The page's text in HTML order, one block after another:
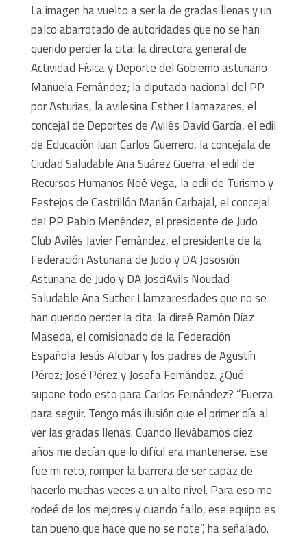
La imagen ha vuelto a ser la de gradas llenas y un
palco abarrotado de autoridades que no se han
querido perder la cita: la directora general de
Actividad Física y Deporte del Gobierno asturiano
Manuela Fernández; la diputada nacional del PP
por Asturias, la avilesina Esther Llamazares, el
concejal de Deportes de Avilés David García, el edil
de Educación Juan Carlos Guerrero, la concejala de
Ciudad Saludable Ana Suárez Guerra, el edil de
Recursos Humanos Noé Vega, la edil de Turismo y
Festejos de Castrillón Marián Carbajal, el concejal
del PP Pablo Menéndez, el presidente de Judo
Club Avilés Javier Fernández, el presidente de la
Federación Asturiana de Judo y DA Jososión
Asturiana de Judo y DA JosciAvils Noudad
Saludable Ana Suther Llamzaresdades que no se
han querido perder la cita: la direé Ramón Díaz
Maseda, el comisionado de la Federación
Española Jesús Alcibar y los padres de Agustín
Pérez; José Pérez y Josefa Fernández. ¿Qué
supone todo esto para Carlos Fernández? “Fuerza
para seguir. Tengo más ilusión que el primer día al
ver las gradas llenas. Cuando llevábamos diez
años me decían que lo difícil era mantenerse. Ese
fue mi reto, romper la barrera de ser capaz de
hacerlo muchas veces a un alto nivel. Para eso me
rodeé de los mejores y cuando fallo, ese equipo es
tan bueno que hace que no se note”, ha señalado.